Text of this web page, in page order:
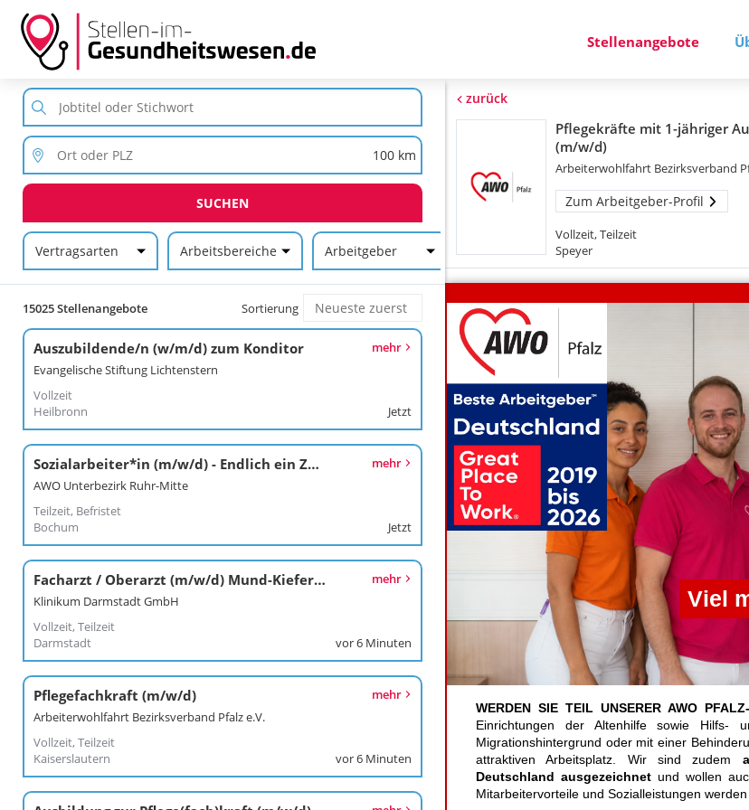
Stellenangebote
SUCHEN
Vertragsarten Arbeitsbereiche Arbeitgeber
15025 Stellenangebote Sortierung
Auszubildende/n (w/m/d) zum Konditor
Evangelische Stiftung Lichtenstern
Vollzeit
Heilbronn
mehr
Jetzt
Sozialarbeiter*in (m/w/d) - Endlich ein ZUHAUSE
AWO Unterbezirk Ruhr-Mitte
Teilzeit, Befristet
Bochum
mehr
Jetzt
Facharzt / Oberarzt (m/w/d) Mund-Kiefer-Gesichtschirurgie
Klinikum Darmstadt GmbH
Vollzeit, Teilzeit
Darmstadt
mehr
vor 6 Minuten
Pflegefachkraft (m/w/d)
Arbeiterwohlfahrt Bezirksverband Pfalz e.V.
Vollzeit, Teilzeit
Kaiserslautern
mehr
vor 6 Minuten
zurück
Pflegekräfte mit 1-jähriger
(m/w/d)
Arbeiterwohlfahrt Bezirksverband
Zum Arbeitgeber-Profil
Vollzeit, Teilzeit
Speyer